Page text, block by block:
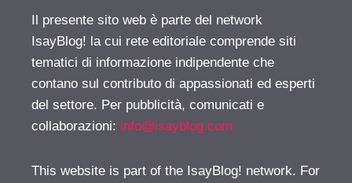
Il presente sito web è parte del network
IsayBlog! la cui rete editoriale comprende siti
tematici di informazione indipendente che
contano sul contributo di appassionati ed esperti
del settore. Per pubblicità, comunicati e
collaborazioni: info@isayblog.com
This website is part of the IsayBlog! network. For